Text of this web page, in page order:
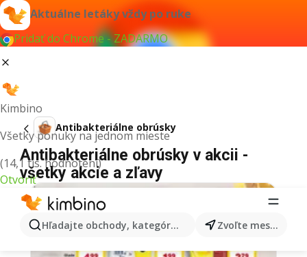
Aktuálne letáky vždy po ruke
Pridať do Chrome - ZADARMO
Kimbino
Všetky ponuky na jednom mieste
(14,1 tis. hodnotení)
Otvoriť
Hľadajte obchody, kategórie, produkty... Zvoľte mesto
Antibakteriálne obrúsky
Antibakteriálne obrúsky v akcii -
všetky akcie a zľavy